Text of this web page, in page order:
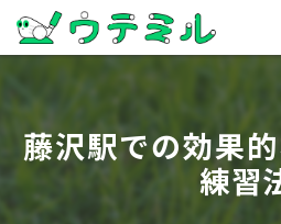
藤沢駅での効果
練習